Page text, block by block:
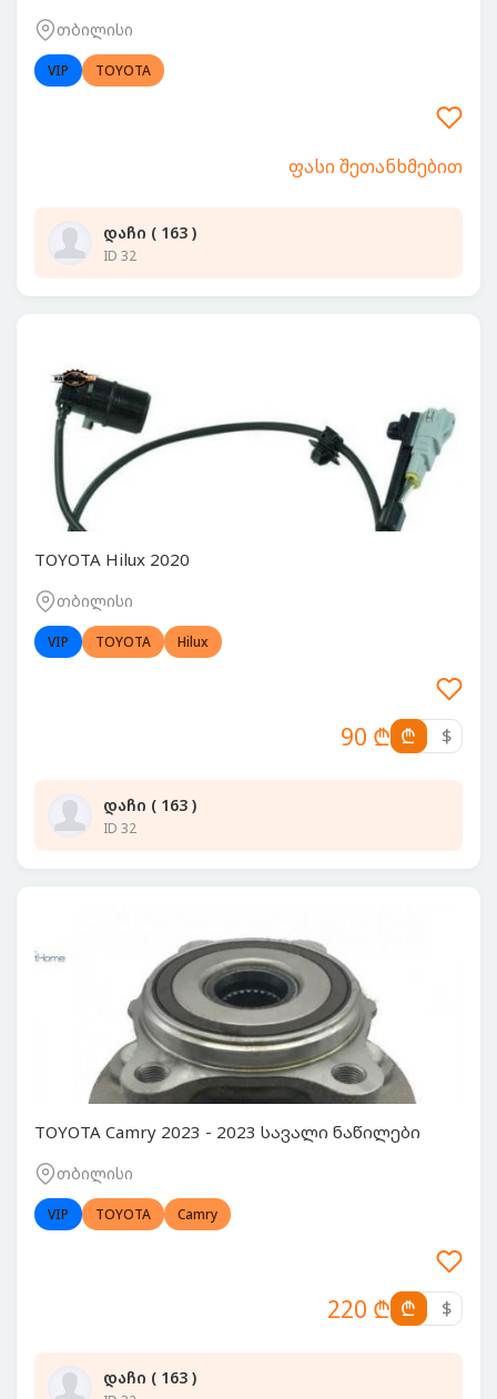
თბილისი
VIP TOYOTA
ფასი შეთანხმებით
დაჩი ( 163 )
ID 32
TOYOTA Hilux 2020
თბილისი
VIP TOYOTA Hilux
90 ₾ ₾ $
დაჩი ( 163 )
ID 32
TOYOTA Camry 2023 - 2023 სავალი ნაწილები
თბილისი
VIP TOYOTA Camry
220 ₾ ₾ $
დაჩი ( 163 )